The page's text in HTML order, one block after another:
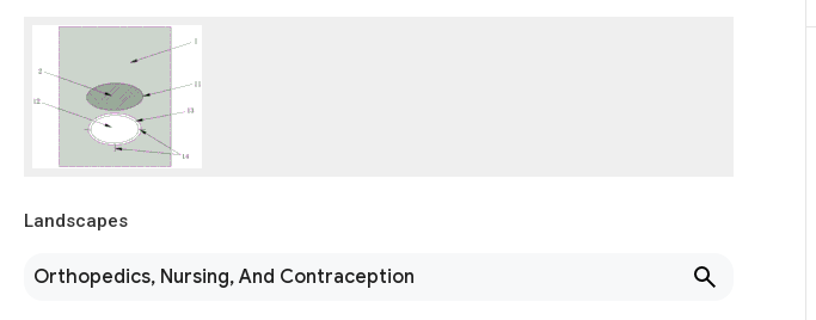
Landscapes
Orthopedics, Nursing, And Contraception